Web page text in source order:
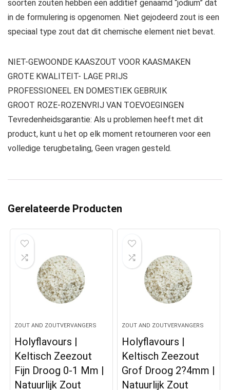
soorten zouten hebben een additief genaamd “jodium” dat
in de formulering is opgenomen. Niet gejodeerd zout is een
speciaal type zout dat dit chemische element niet bevat.
NIET-GEWOONDE KAASZOUT VOOR KAASMAKEN
GROTE KWALITEIT- LAGE PRIJS
PROFESSIONEEL EN DOMESTIEK GEBRUIK
GROOT ROZE-ROZENVRIJ VAN TOEVOEGINGEN
Tevredenheidsgarantie: Als u problemen heeft met dit
product, kunt u het op elk moment retourneren voor een
volledige terugbetaling, Geen vragen gesteld.
Gerelateerde Producten
ZOUT AND ZOUTVERVANGERS
Holyflavours |
Keltisch Zeezout
Fijn Droog 0-1 Mm |
Natuurlijk Zout
ZOUT AND ZOUTVERVANGERS
Holyflavours |
Keltisch Zeezout
Grof Droog 2?4mm |
Natuurlijk Zout